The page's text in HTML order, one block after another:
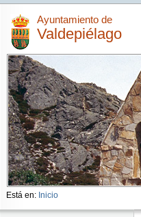
Ayuntamiento de
Valdepiélago
Está en: Inicio